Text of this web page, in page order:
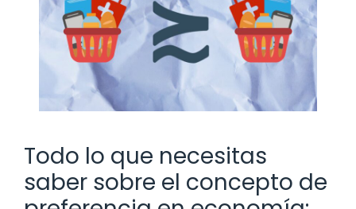
Todo lo que necesitas
saber sobre el concepto de